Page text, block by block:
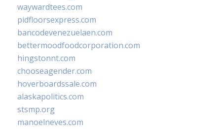
waywardtees.com
pidfloorsexpress.com
bancodevenezuelaen.com
bettermoodfoodcorporation.com
hingstonnt.com
chooseagender.com
hoverboardssale.com
alaskapolitics.com
stsmp.org
manoelneves.com